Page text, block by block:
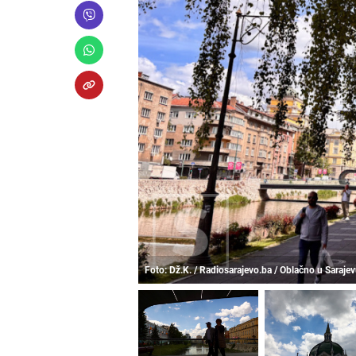
Foto: Dž.K. / Radiosarajevo.ba / Oblačno u